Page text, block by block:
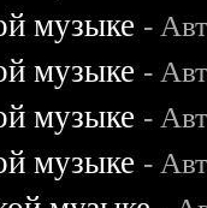
музыке -
музыке -
музыке -
музыке -